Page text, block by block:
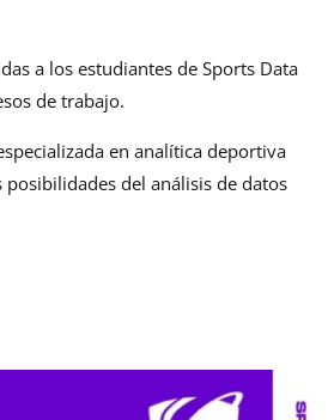
a los estudiantes de Sports Data
de trabajo.
en analítica deportiva
del análisis de datos